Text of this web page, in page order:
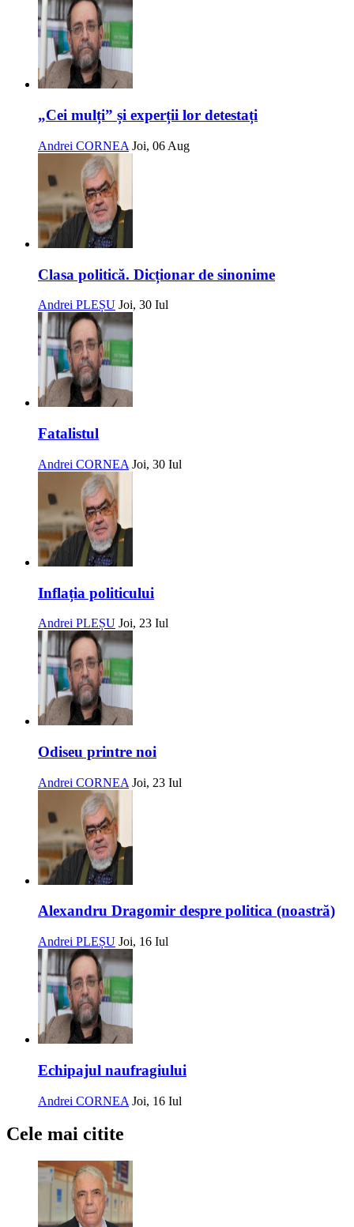
„Cei mulți” și experții lor detestați
Andrei CORNEA Joi, 06 Aug
Clasa politică. Dicționar de sinonime
Andrei PLEȘU Joi, 30 Iul
Fatalistul
Andrei CORNEA Joi, 30 Iul
Inflația politicului
Andrei PLEȘU Joi, 23 Iul
Odiseu printre noi
Andrei CORNEA Joi, 23 Iul
Alexandru Dragomir despre politica (noastră)
Andrei PLEȘU Joi, 16 Iul
Echipajul naufragiului
Andrei CORNEA Joi, 16 Iul
Cele mai citite